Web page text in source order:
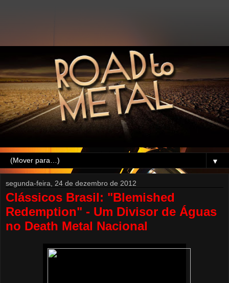
▼
segunda-feira, 24 de dezembro de 2012
Clássicos Brasil: "Blemished
Redemption" - Um Divisor de Águas
no Death Metal Nacional